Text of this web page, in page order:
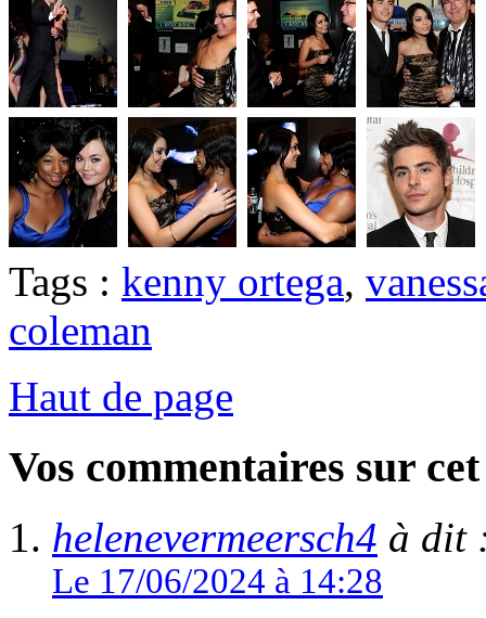
Tags : kenny ortega,
coleman
Haut de page
Vos commentaires sur
helenevermeersch4 à dit
Le 17/06/2024 à 14:28